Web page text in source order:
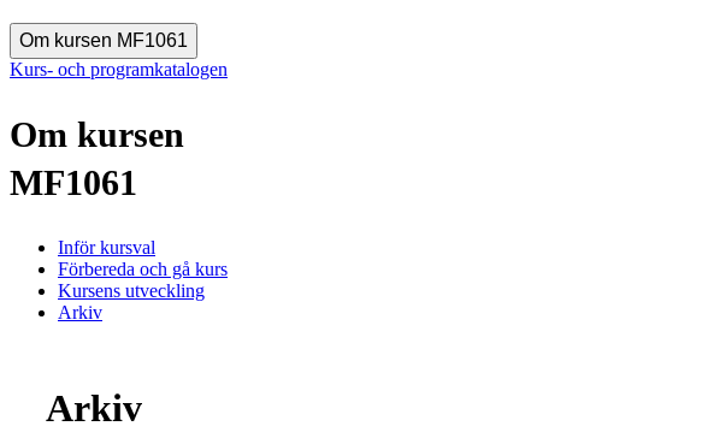
Om kursen MF1061
Kurs- och programkatalogen
Om kursen
MF1061
Inför kursval
Förbereda och gå kurs
Kursens utveckling
Arkiv
Arkiv